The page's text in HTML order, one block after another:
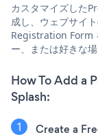
カスタマイズした
成し、ウェブサイ
Registration Form
ー、または好きな
How To Add a
Splash:
Create a